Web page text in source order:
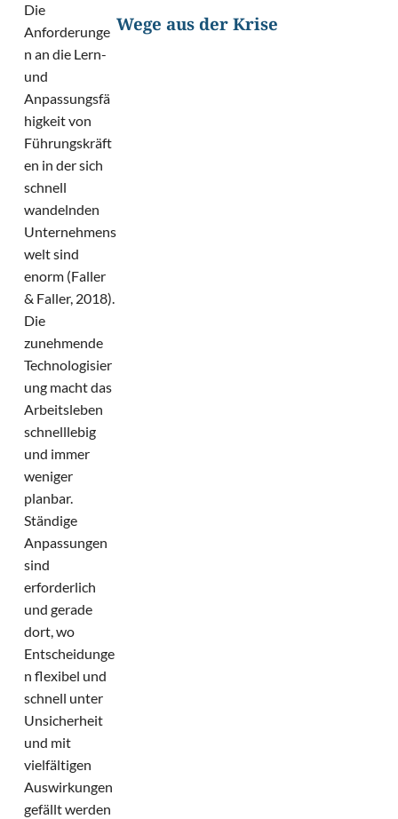
Die
Anforderunge
n an die Lern-
und
Anpassungsfä
higkeit von
Führungskräft
en in der sich
schnell
wandelnden
Unternehmens
welt sind
enorm (Faller
& Faller, 2018).
Die
zunehmende
Technologisier
ung macht das
Arbeitsleben
schnelllebig
und immer
weniger
planbar.
Ständige
Anpassungen
sind
erforderlich
und gerade
dort, wo
Entscheidunge
n flexibel und
schnell unter
Unsicherheit
und mit
vielfältigen
Auswirkungen
gefällt werden
Wege aus der Krise